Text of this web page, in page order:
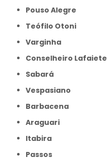
Pouso Alegre
Teófilo Otoni
Varginha
Conselheiro Lafaiete
Sabará
Vespasiano
Barbacena
Araguari
Itabira
Passos